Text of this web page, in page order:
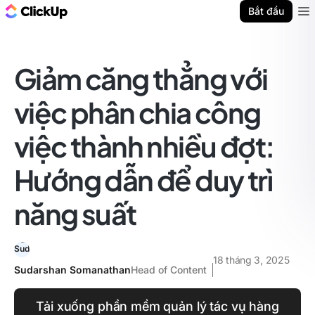
Bắt đầu
Giảm căng thẳng với
việc phân chia công
việc thành nhiều đợt:
Hướng dẫn để duy trì
năng suất
Sudarshan SomanathanHead of Content
18 tháng 3, 2025
Tải xuống phần mềm quản lý tác vụ hàng